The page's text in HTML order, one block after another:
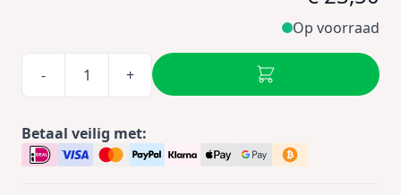
Op voorraad
- +
Betaal veilig met: